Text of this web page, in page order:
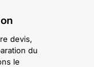
devis,
du
le